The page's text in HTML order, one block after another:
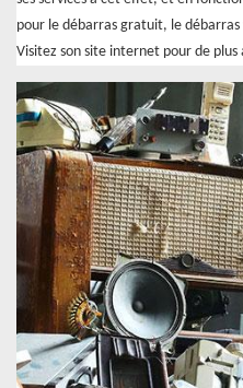
pour le débarras gratuit, le
Visitez son site internet pour de